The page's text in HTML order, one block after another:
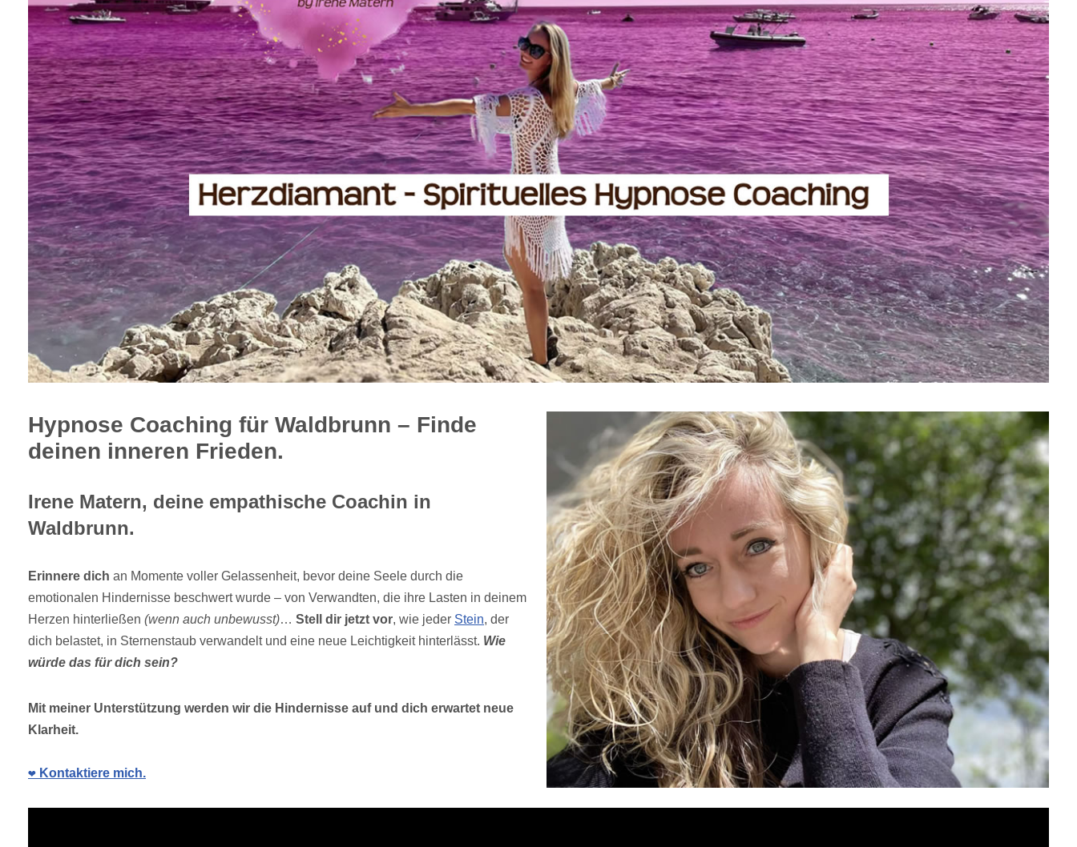
Hypnose Coaching für Waldbrunn – Finde
deinen inneren Frieden.
Irene Matern, deine empathische Coachin in
Waldbrunn.
Erinnere dich an Momente voller Gelassenheit, bevor deine Seele durch die
emotionalen Hindernisse beschwert wurde – von Verwandten, die ihre Lasten in deinem
Herzen hinterließen (wenn auch unbewusst)… Stell dir jetzt vor, wie jeder Stein, der
dich belastet, in Sternenstaub verwandelt und eine neue Leichtigkeit hinterlässt. Wie
würde das für dich sein?
Mit meiner Unterstützung werden wir die Hindernisse auf und dich erwartet neue
Klarheit.
❤️ Kontaktiere mich.